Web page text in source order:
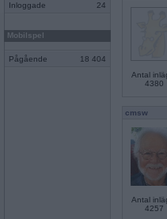
Inloggade 24
Mobilspel
Pågående 18 404
Antal
4380
cmsw
Antal
4257